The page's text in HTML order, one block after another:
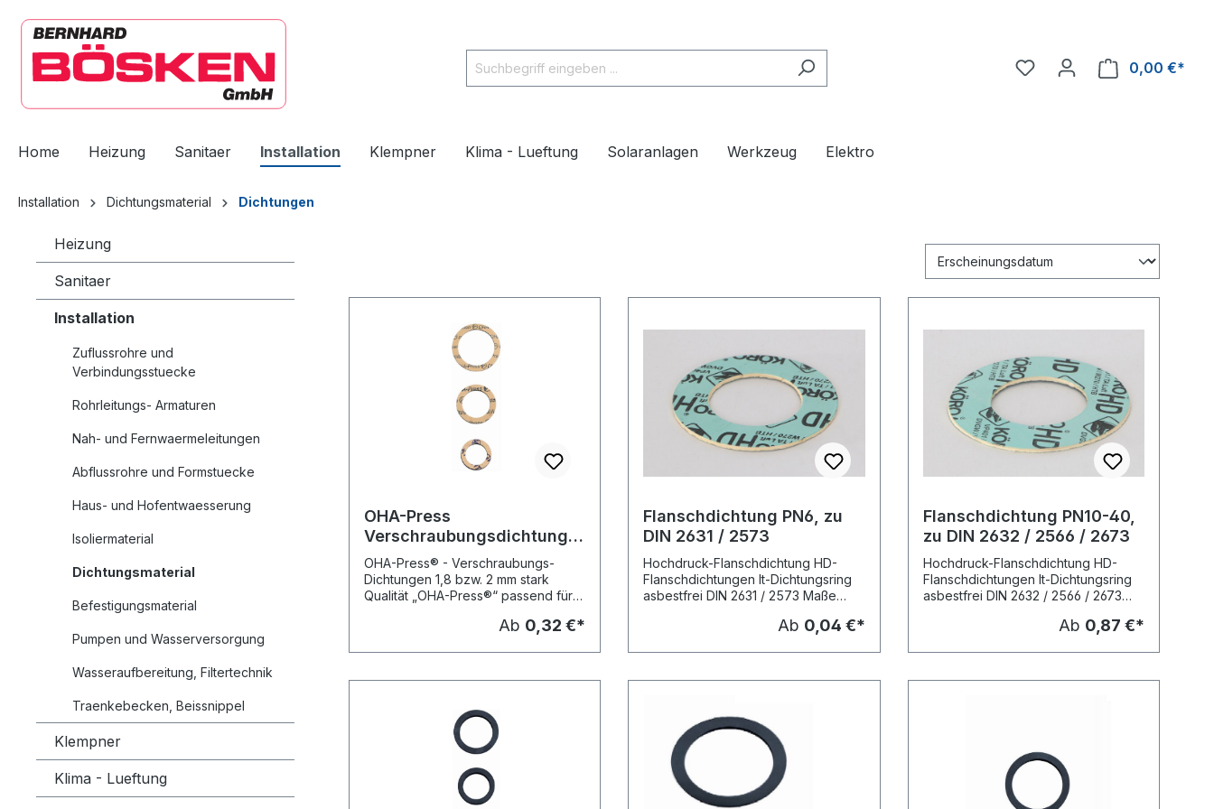
Zur Hauptnavigation springen
0,00 €*
Home Heizung Sanitaer Installation Klempner Klima - Lueftung Solaranlagen Werkzeug Elektro
Installation Dichtungsmaterial Dichtungen
Heizung
Sanitaer
Installation
Zuflussrohre und
Verbindungsstuecke
Rohrleitungs- Armaturen
Nah- und Fernwaermeleitungen
Abflussrohre und Formstuecke
Haus- und Hofentwaesserung
Isoliermaterial
Dichtungsmaterial
Befestigungsmaterial
Pumpen und Wasserversorgung
Wasseraufbereitung, Filtertechnik
Traenkebecken, Beissnippel
Klempner
Klima - Lueftung
OHA-Press
Verschraubungsdichtung f.
flachd. Rohrverschr.
OHA-Press® - Verschraubungs-
Dichtungen 1,8 bzw. 2 mm stark
Qualität „OHA-Press®“ passend für
Rohrverschraubungen Lieferbare
27 x 1.8 mm, (VPE 10 Stck.) DN 15
Stck.) DN 15 (1/2") gross, 24 x 34 x
1.8 mm, (VPE 10 Stck.) DN 20 (3/4")
27 x 38 x 1.8 mm, (VPE 10 Stck.) DN
25 (1") 32 x 44 x 1.8 mm, (VPE 10
Stck.) DN 32 (11/4") 42 x 55 x 2 mm,
(VPE 10 Stck.) DN 40 (11/2") 46 x 62
Ab 0,32 €*
Flanschdichtung PN6, zu
DIN 2631 / 2573
Hochdruck-Flanschdichtung HD-
Flanschdichtungen It-Dichtungsring
asbestfrei DIN 2631 / 2573 Maße
Zulassungen: KTW, W270, DVGW,
Ab 0,04 €*
Flanschdichtung PN10-40,
zu DIN 2632 / 2566 / 2673
Hochdruck-Flanschdichtung HD-
Flanschdichtungen It-Dichtungsring
asbestfrei DIN 2632 / 2566 / 2673
Zulassungen: KTW, W270, DVGW,
Ab 0,87 €*